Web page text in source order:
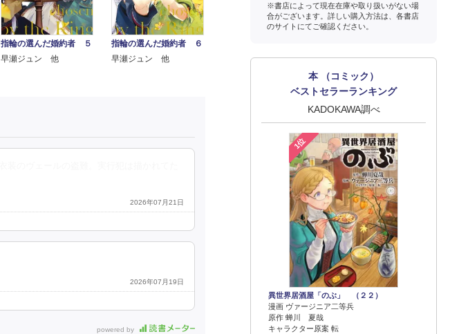
指輪の選んだ婚約者 ５
早瀬ジュン 他
指輪の選んだ婚約者 ６
早瀬ジュン 他
2026年07月21日
2026年07月19日
powered by
※書店によって現在在庫や取り扱いがない場
合がございます。詳しい購入方法は、各書店
のサイトにてご確認ください。
本 （コミック）
ベストセラーランキング
KADOKAWA調べ
1位
異世界居酒屋「のぶ」 （２２）
漫画 ヴァージニア二等兵
原作 蝉川 夏哉
キャラクター原案 転